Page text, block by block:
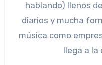
hablando) llenos
diarios y mucha
música como
llega a la